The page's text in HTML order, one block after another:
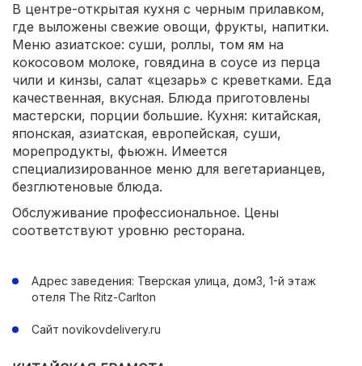
В центре-открытая кухня с черным прилавком,
где выложены свежие овощи, фрукты, напитки.
Меню азиатское: суши, роллы, том ям на
кокосовом молоке, говядина в соусе из перца
чили и кинзы, салат «цезарь» с креветками. Еда
качественная, вкусная. Блюда приготовлены
мастерски, порции большие. Кухня: китайская,
японская, азиатская, европейская, суши,
морепродукты, фьюжн. Имеется
специализированное меню для вегетарианцев,
безглютеновые блюда.
Обслуживание профессиональное. Цены
соответствуют уровню ресторана.
Адрес заведения: Тверская улица, дом3, 1-й этаж
отеля The Ritz-Carlton
Cайт novikovdelivery.ru